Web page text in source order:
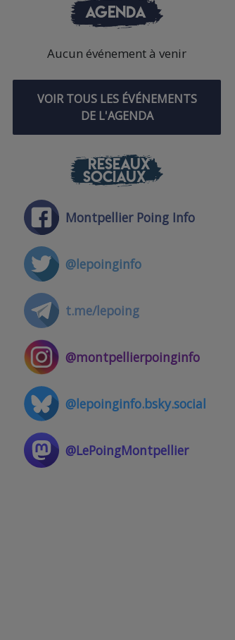
AGENDA
Aucun événement à venir
VOIR TOUS LES ÉVÉNEMENTS
DE L'AGENDA
RÉSEAUX
SOCIAUX
Montpellier Poing Info
@lepoinginfo
t.me/lepoing
@montpellierpoinginfo
@lepoinginfo.bsky.social
@LePoingMontpellier